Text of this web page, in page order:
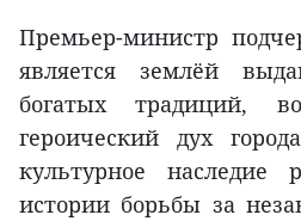
Премьер-министр
является землёй
богатых традиций,
героический дух
культурное наследие
истории борьбы за